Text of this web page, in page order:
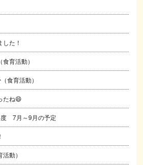
た！
育活動）
食育活動）
たね😄
7月～9月の予定
動）